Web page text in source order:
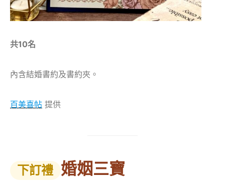
共10名
內含結婚書約及書約夾。
百美喜帖 提供
下訂禮 婚姻三寶